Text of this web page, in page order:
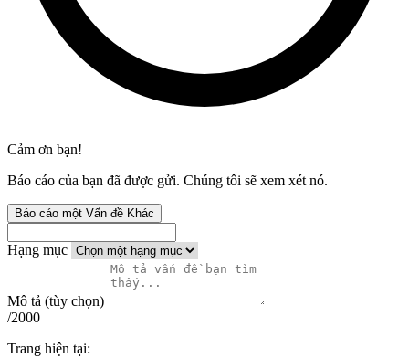
Cảm ơn bạn!
Báo cáo của bạn đã được gửi. Chúng tôi sẽ xem xét nó.
Báo cáo một Vấn đề Khác
Hạng mục
Mô tả (tùy chọn)
/2000
Trang hiện tại: